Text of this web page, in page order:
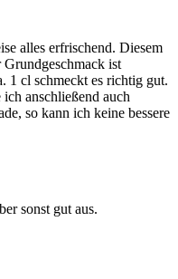
alles erfrischend. Diesem
ist
1 cl schmeckt es richtig gut.
anschließend auch
so kann ich keine bessere
sonst gut aus.